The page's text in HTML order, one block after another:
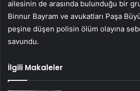
ailesinin de arasında bulunduğu bir
Binnur Bayram ve avukatları Paşa
peşine düşen polisin ölüm olayına
savundu.
İlgili Makaleler